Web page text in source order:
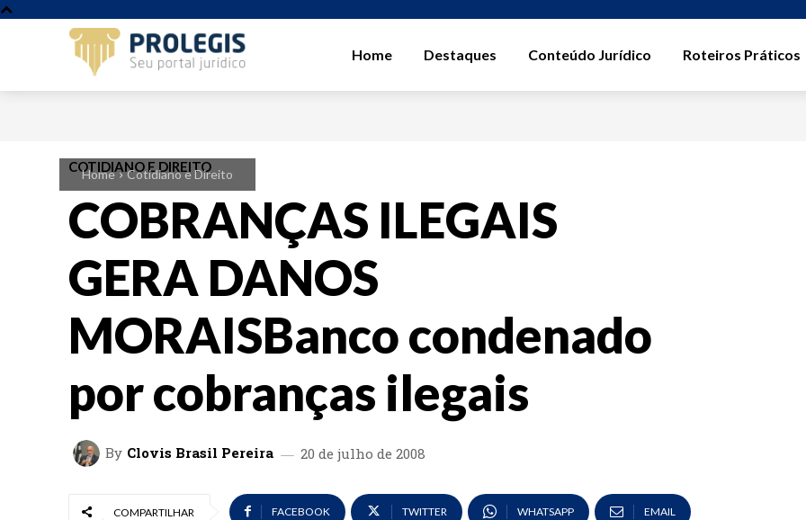
Home Destaques Conteúdo Jurídico Roteiros Práticos
Home Cotidiano e Direito
COTIDIANO E DIREITO
COBRANÇAS ILEGAIS
GERA DANOS
MORAISBanco condenado
por cobranças ilegais
By Clovis Brasil Pereira 20 de julho de 2008
COMPARTILHAR FACEBOOK TWITTER WHATSAPP EMAIL